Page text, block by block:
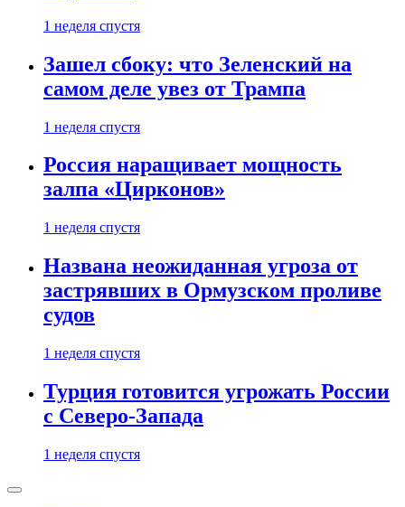
1 неделя спустя
Зашел сбоку: что Зеленский на
самом деле увез от Трампа
1 неделя спустя
Россия наращивает мощность
залпа «Цирконов»
1 неделя спустя
Названа неожиданная угроза от
застрявших в Ормузском проливе
судов
1 неделя спустя
Турция готовится угрожать России
с Северо-Запада
1 неделя спустя